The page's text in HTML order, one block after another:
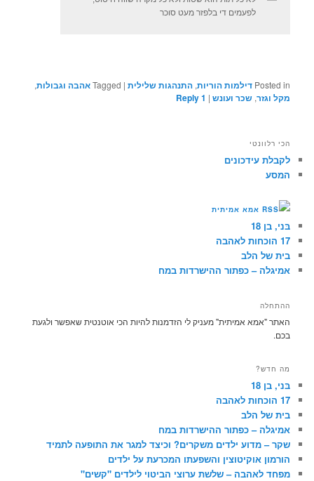
לפעמים די בלפזר מעט סוכר
Posted inדילמות הוריות,התנהגות שלילית|
Taggedאהבה וגבולות,
מקל וגזר,שכר ועונש|
1
Reply
הכי רלוונטי
לקבלת עידכונים
המסע
אמא אמיתית
בּני, בן 18
17 הוכחות לאהבה
בית של הלב
אמיגלה – כפתור ההישרדות במח
ההתחלה
האתר "אמא אמיתית" מעניק לי הזדמנות להיות הכי אוטנטית שאפשר ולגעת
בכם.
מה חדש?
בּני, בן 18
17 הוכחות לאהבה
בית של הלב
אמיגלה – כפתור ההישרדות במח
שקר – מדוע ילדים משקרים? וכיצד למגר את התופעה לתמיד
הורמון אוקיטוצין והשפעתו המכרעת על ילדים
מפחד לאהבה – שלשת ערוצי הביטוי לילדים "קשים"